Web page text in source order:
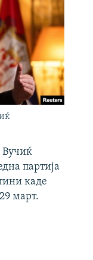
Вучиќ
партија
каде
март.